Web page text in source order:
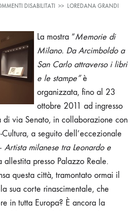
DISABILITATI
SU
MILANO.
UNA
SPLENDIDA
ALLA
BIBLIOTECA
VIA
SENATO
>> LOREDANA GRANDI
La mostra “Memorie di
Milano. Da Arcimboldo a
San Carlo attraverso i libri
e le stampe”è
organizzata, fino al 23
ottobre 2011 ad ingresso
di via Senato, in collaborazione con
a seguito dell’eccezionale
milanese tra Leonardo e
allestita presso Palazzo Reale.
questa città, tramontato ormai il
sua corte rinascimentale, che
in tutta Europa? È ancora la